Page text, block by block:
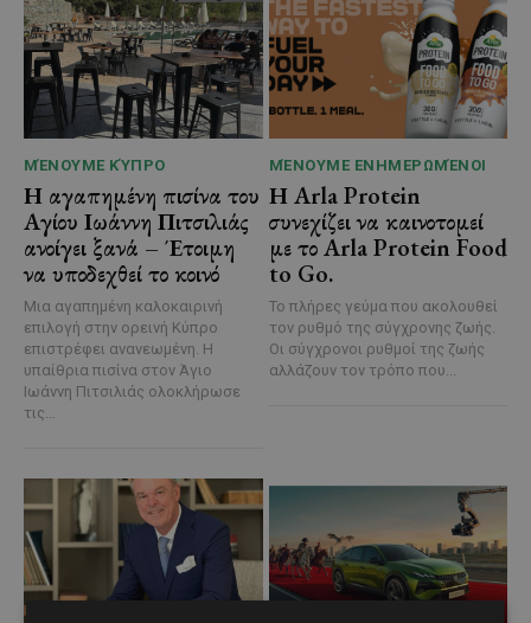
ΜΈΝΟΥΜΕ ΚΎΠΡΟ
Η αγαπημένη πισίνα του
Αγίου Ιωάννη Πιτσιλιάς
ανοίγει ξανά – Έτοιμη
να υποδεχθεί το κοινό
Μια αγαπημένη καλοκαιρινή
επιλογή στην ορεινή Κύπρο
επιστρέφει ανανεωμένη. Η
υπαίθρια πισίνα στον Άγιο
Ιωάννη Πιτσιλιάς ολοκλήρωσε
τις...
ΜΈΝΟΥΜΕ ΕΝΗΜΕΡΩΜΈΝΟΙ
Η Arla Protein
συνεχίζει να καινοτομεί
με το Arla Protein Food
to Go.
Το πλήρες γεύμα που ακολουθεί
τον ρυθμό της σύγχρονης ζωής.
Οι σύγχρονοι ρυθμοί της ζωής
αλλάζουν τον τρόπο που...